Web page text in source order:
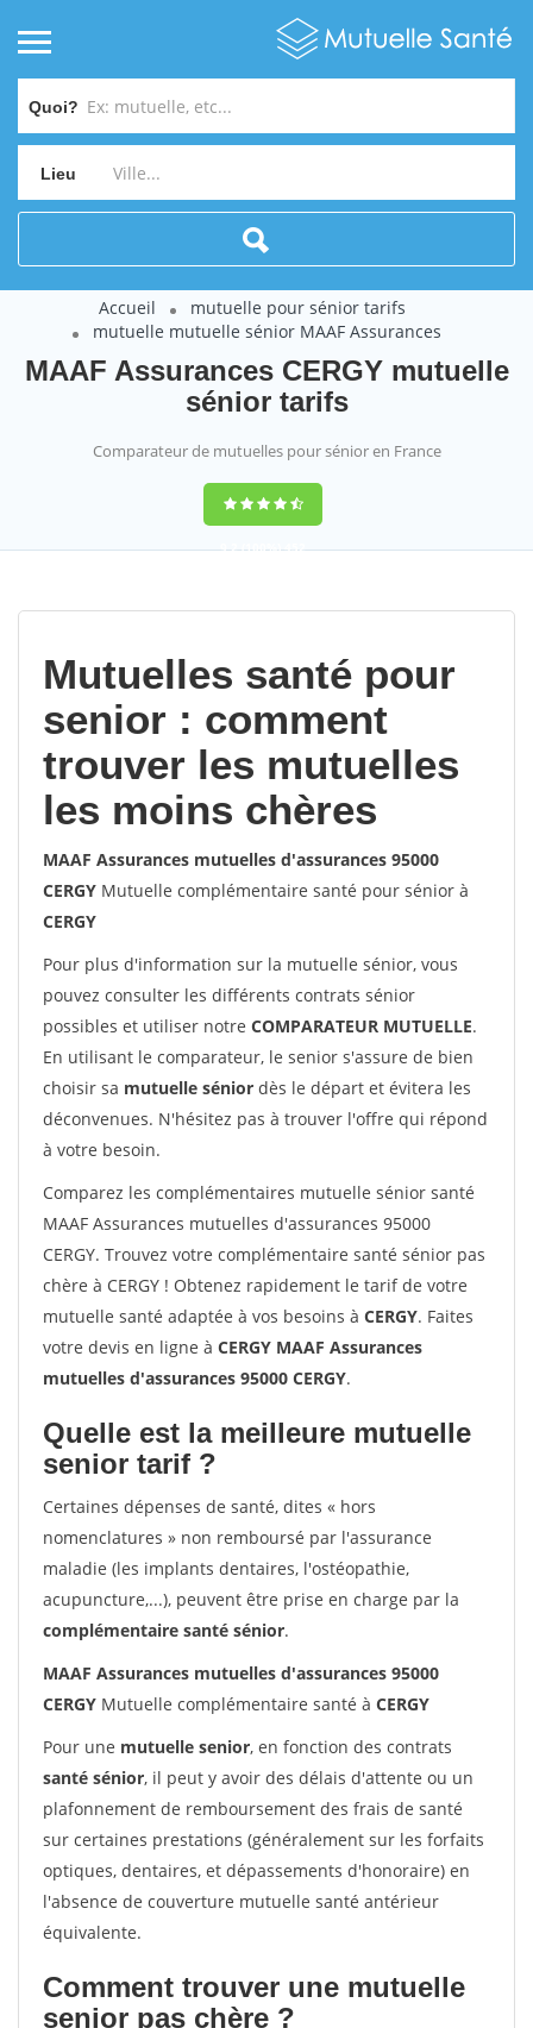
Quoi?
Lieu
Accueil
mutuelle pour sénior tarifs
mutuelle mutuelle sénior MAAF Assurances
MAAF Assurances CERGY mutuelle
sénior tarifs
Comparateur de mutuelles pour sénior en France
9,2(100%)452
Mutuelles santé pour
senior : comment
trouver les mutuelles
les moins chères
MAAF Assurances mutuelles d'assurances 95000
CERGY Mutuelle complémentaire santé pour sénior à
CERGY
Pour plus d'information sur la mutuelle sénior, vous
pouvez consulter les différents contrats sénior
possibles et utiliser notre COMPARATEUR MUTUELLE.
En utilisant le comparateur, le senior s'assure de bien
choisir sa mutuelle sénior dès le départ et évitera les
déconvenues. N'hésitez pas à trouver l'offre qui répond
à votre besoin.
Comparez les complémentaires mutuelle sénior santé
MAAF Assurances mutuelles d'assurances 95000
CERGY. Trouvez votre complémentaire santé sénior pas
chère à CERGY ! Obtenez rapidement le tarif de votre
mutuelle santé adaptée à vos besoins à CERGY. Faites
votre devis en ligne à CERGY MAAF Assurances
mutuelles d'assurances 95000 CERGY.
Quelle est la meilleure mutuelle
senior tarif ?
Certaines dépenses de santé, dites « hors
nomenclatures » non remboursé par l'assurance
maladie (les implants dentaires, l'ostéopathie,
acupuncture,...), peuvent être prise en charge par la
complémentaire santé sénior.
MAAF Assurances mutuelles d'assurances 95000
CERGY Mutuelle complémentaire santé à CERGY
Pour une mutuelle senior, en fonction des contrats
santé sénior, il peut y avoir des délais d'attente ou un
plafonnement de remboursement des frais de santé
sur certaines prestations (généralement sur les forfaits
optiques, dentaires, et dépassements d'honoraire) en
l'absence de couverture mutuelle santé antérieur
équivalente.
Comment trouver une mutuelle
senior pas chère ?